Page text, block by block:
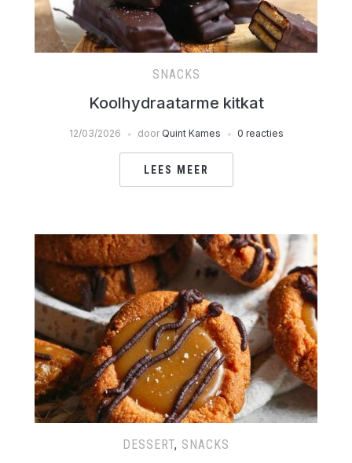
SNACKS
Koolhydraatarme kitkat
12/03/2026 door Quint Kames 0 reacties
LEES MEER
DESSERT, SNACKS